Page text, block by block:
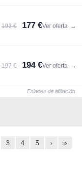
193 € 177 €Ver oferta →
197 € 194 €Ver oferta →
Enlaces de afiliación
3 4 5 › »